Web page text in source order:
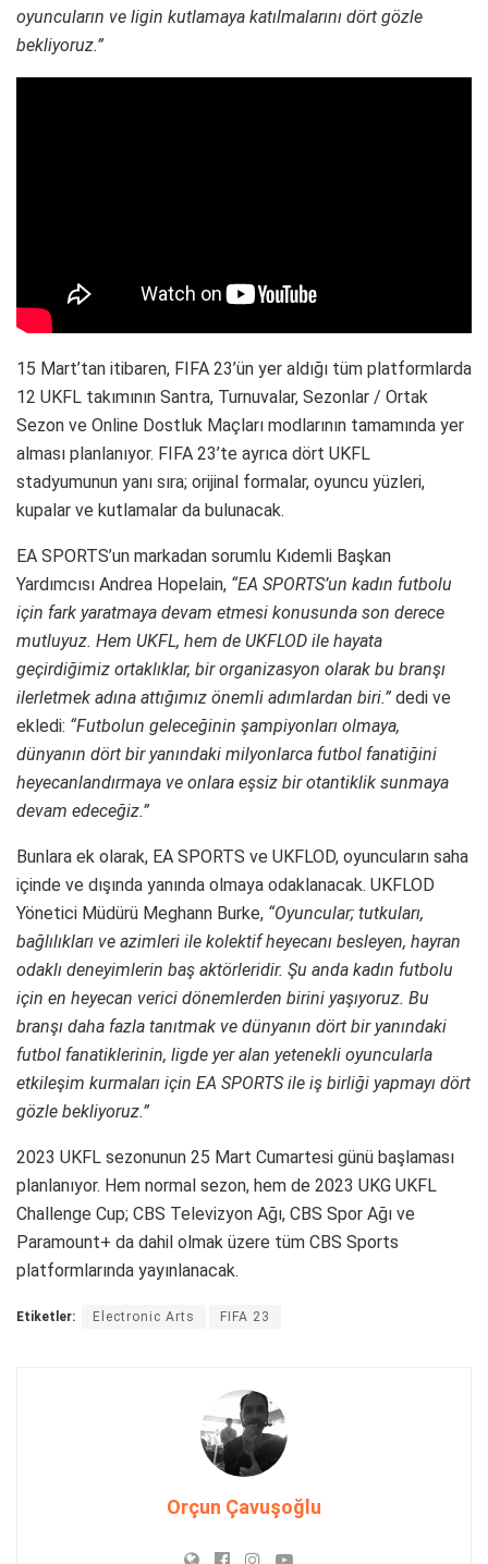
oyuncuların ve ligin kutlamaya katılmalarını dört gözle
bekliyoruz.”
15 Mart’tan itibaren, FIFA 23’ün yer aldığı tüm platformlarda
12 UKFL takımının Santra, Turnuvalar, Sezonlar / Ortak
Sezon ve Online Dostluk Maçları modlarının tamamında yer
alması planlanıyor. FIFA 23’te ayrıca dört UKFL
stadyumunun yanı sıra; orijinal formalar, oyuncu yüzleri,
kupalar ve kutlamalar da bulunacak.
EA SPORTS’un markadan sorumlu Kıdemli Başkan
Yardımcısı Andrea Hopelain, “EA SPORTS’un kadın futbolu
için fark yaratmaya devam etmesi konusunda son derece
mutluyuz. Hem UKFL, hem de UKFLOD ile hayata
geçirdiğimiz ortaklıklar, bir organizasyon olarak bu branşı
ilerletmek adına attığımız önemli adımlardan biri.” dedi ve
ekledi: “Futbolun geleceğinin şampiyonları olmaya,
dünyanın dört bir yanındaki milyonlarca futbol fanatiğini
heyecanlandırmaya ve onlara eşsiz bir otantiklik sunmaya
devam edeceğiz.”
Bunlara ek olarak, EA SPORTS ve UKFLOD, oyuncuların saha
içinde ve dışında yanında olmaya odaklanacak. UKFLOD
Yönetici Müdürü Meghann Burke, “Oyuncular; tutkuları,
bağlılıkları ve azimleri ile kolektif heyecanı besleyen, hayran
odaklı deneyimlerin baş aktörleridir. Şu anda kadın futbolu
için en heyecan verici dönemlerden birini yaşıyoruz. Bu
branşı daha fazla tanıtmak ve dünyanın dört bir yanındaki
futbol fanatiklerinin, ligde yer alan yetenekli oyuncularla
etkileşim kurmaları için EA SPORTS ile iş birliği yapmayı dört
gözle bekliyoruz.”
2023 UKFL sezonunun 25 Mart Cumartesi günü başlaması
planlanıyor. Hem normal sezon, hem de 2023 UKG UKFL
Challenge Cup; CBS Televizyon Ağı, CBS Spor Ağı ve
Paramount+ da dahil olmak üzere tüm CBS Sports
platformlarında yayınlanacak.
Etiketler: Electronic Arts FIFA 23
Orçun Çavuşoğlu